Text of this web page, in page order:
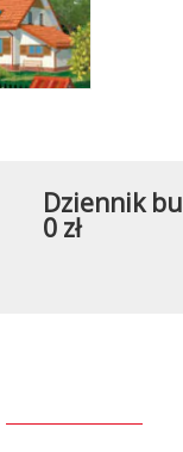
Dziennik
0 zł